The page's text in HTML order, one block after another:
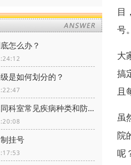
怎么办？
是如何划分的？
看病应该挂哪个科？不同科室常见疾病种类和防治
挂号
目
号
大
搞
且
虽
院
呢